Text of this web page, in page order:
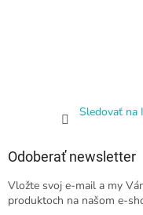
Sledovať na
Odoberať newsletter
Vložte svoj e-mail a my
produktoch na našom e-